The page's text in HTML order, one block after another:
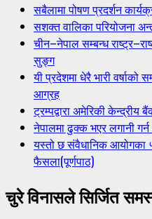
सबैलामा पोषण प्रदर्शन
सशक्त वालिका परियोजना
चीन–नेपाल सम्बन्ध
सुङ्ग
यी प्रदेशमा धेरै भारी
आग्रह
ट्रम्पद्वारा अमेरिकी केन्द्रीय
नेपालमा ढुक्क भएर लगानी
यस्तो छ संवैधानिक आयोगका
फैसला(पूर्णपाठ)
चुरे विनासले सिर्जित